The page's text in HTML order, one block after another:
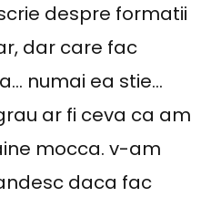
despre formatii
dar care fac
numai ea stie…
ar fi ceva ca am
mocca. v-am
daca fac